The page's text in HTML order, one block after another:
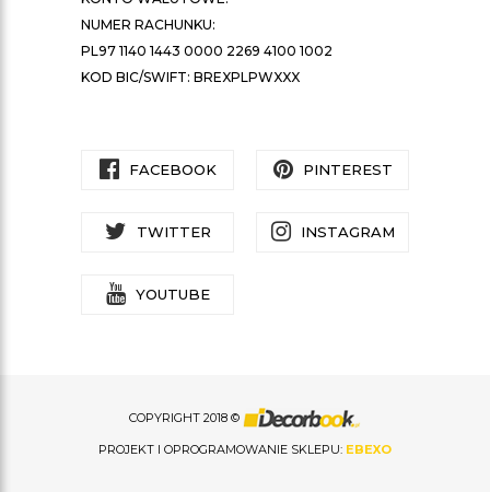
NUMER RACHUNKU:
PL97 1140 1443 0000 2269 4100 1002
KOD BIC/SWIFT: BREXPLPWXXX
FACEBOOK PINTEREST
TWITTER INSTAGRAM
YOUTUBE
COPYRIGHT 2018 ©
PROJEKT I OPROGRAMOWANIE SKLEPU: EBEXO